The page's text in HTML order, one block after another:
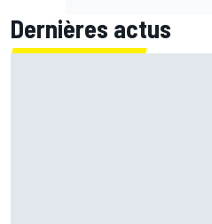
Dernières actus